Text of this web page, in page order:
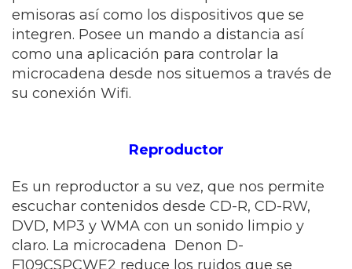
emisoras así como los dispositivos que se
integren. Posee un mando a distancia así
como una aplicación para controlar la
microcadena desde nos situemos a través de
su conexión Wifi.
Reproductor
Es un reproductor a su vez, que nos permite
escuchar contenidos desde CD-R, CD-RW,
DVD, MP3 y WMA con un sonido limpio y
claro. La microcadena Denon D-
F109CSPCWE2 reduce los ruidos que se